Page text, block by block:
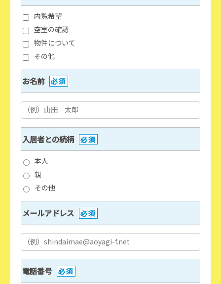
内覧希望
空室の確認
物件について
その他
お名前 必須
入居者との続柄 必須
本人
親
その他
メールアドレス 必須
電話番号 必須